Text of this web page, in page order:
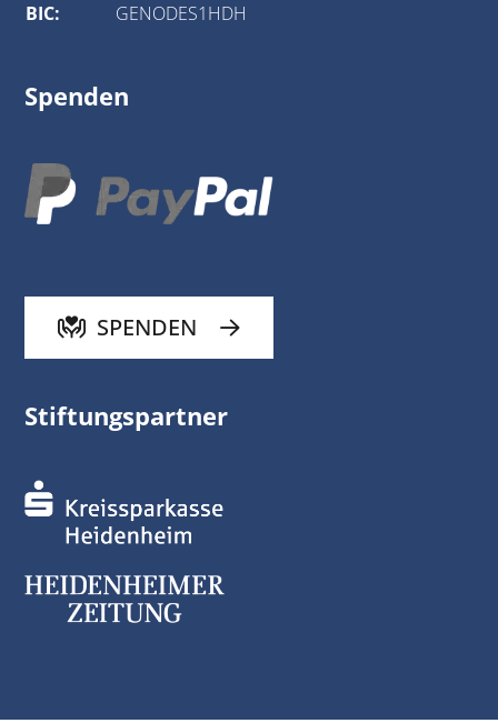
BIC: GENODES1HDH
Spenden
SPENDEN
Stiftungspartner